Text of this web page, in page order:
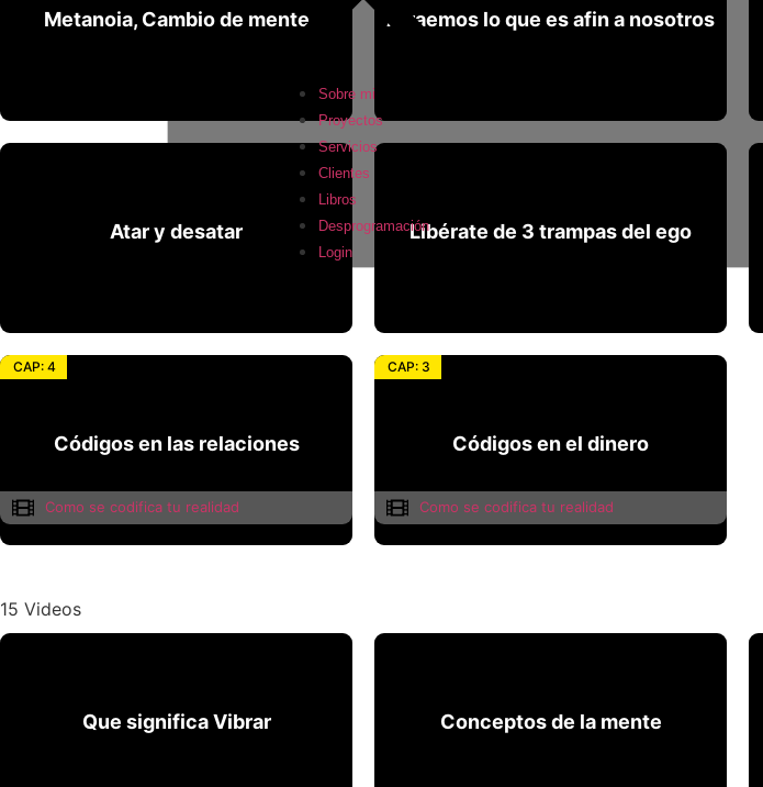
Sobre mi
Proyectos
Servicios
Clientes
Libros
Desprogramación
Login
Metanoia, Cambio de mente
Metanoia, Cambio de mente
Atraemos lo que es afin a nosotros
Atraemos lo que es afin a nosotros
Atar y desatar
Atar y desatar
Libérate de 3 trampas del ego
Libérate de 3 trampas del ego
CAP: 4
Códigos en las relaciones
Códigos en las relaciones
Como se codifica tu realidad
CAP: 3
Códigos en el dinero
Códigos en el dinero
Como se codifica tu realidad
15 Videos
Que significa Vibrar
aclaraciones sobre el tema.
Conceptos de la mente
Conceptos de la mente